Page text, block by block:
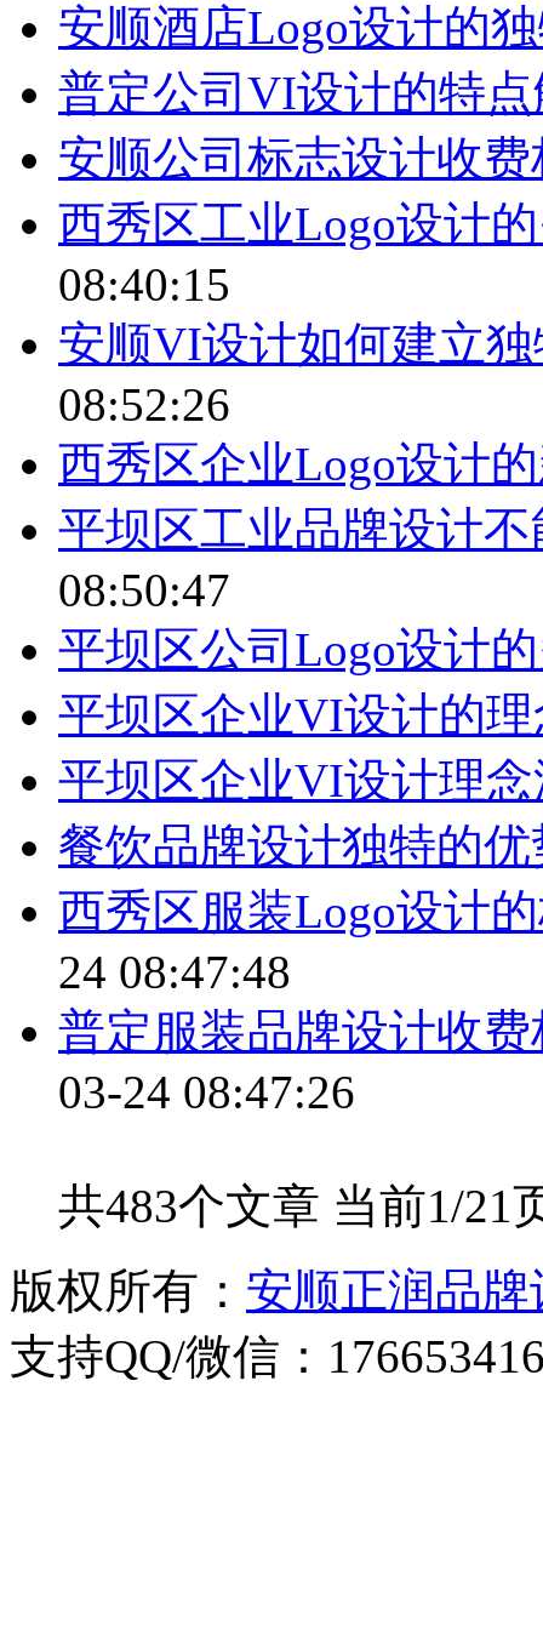
安顺酒店Logo设计的
普定公司VI设计的特
安顺公司标志设计收
西秀区工业Logo设计
08:40:15
安顺VI设计如何建立
08:52:26
西秀区企业Logo设计
平坝区工业品牌设计
08:50:47
平坝区公司Logo设计
平坝区企业VI设计的
平坝区企业VI设计理
餐饮品牌设计独特的
西秀区服装Logo设计
24 08:47:48
普定服装品牌设计收
03-24 08:47:26
共483个文章 当前1/21
版权所有： 安顺正润品
支持QQ/微信：